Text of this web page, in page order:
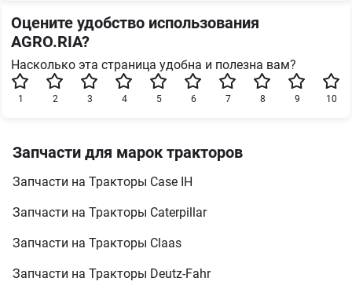
Оцените удобство использования
AGRO.RIA?
Насколько эта страница удобна и полезна вам?
10
9
8
7
6
5
4
3
2
1
Запчасти для марок тракторов
Запчасти на Тракторы Case IH
Запчасти на Тракторы Caterpillar
Запчасти на Тракторы Claas
Запчасти на Тракторы Deutz-Fahr